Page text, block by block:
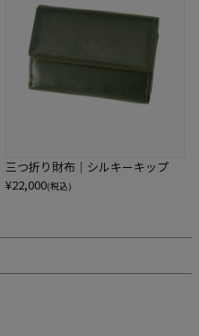
三つ折り財布｜シルキーキップ
¥22,000(税込)